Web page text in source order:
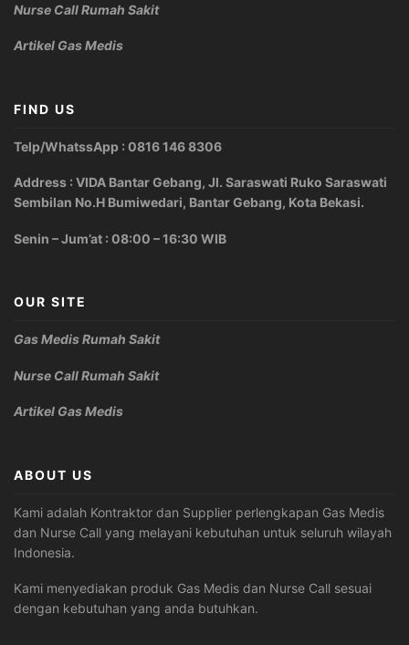
Nurse Call Rumah Sakit
Artikel Gas Medis
FIND US
Telp/WhatssApp : 0816 146 8306
Address : VIDA Bantar Gebang, Jl. Saraswati Ruko Saraswati
Sembilan No.H Bumiwedari, Bantar Gebang, Kota Bekasi.
Senin – Jum’at : 08:00 – 16:30 WIB
OUR SITE
Gas Medis Rumah Sakit
Nurse Call Rumah Sakit
Artikel Gas Medis
ABOUT US
Kami adalah Kontraktor dan Supplier perlengkapan Gas Medis
dan Nurse Call yang melayani kebutuhan untuk seluruh wilayah
Indonesia.
Kami menyediakan produk Gas Medis dan Nurse Call sesuai
dengan kebutuhan yang anda butuhkan.